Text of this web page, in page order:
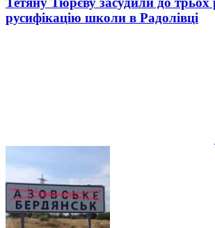
русифікацію школи в Радолівці